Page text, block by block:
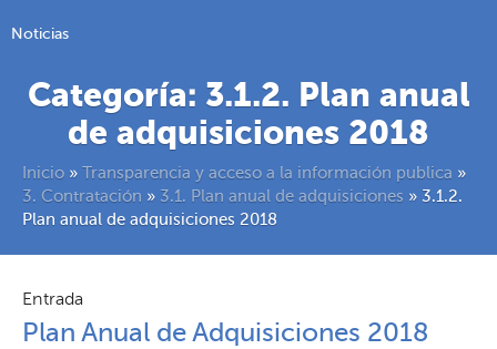
Noticias
Categoría: 3.1.2. Plan anual
de adquisiciones 2018
Inicio » Transparencia y acceso a la información publica »
3. Contratación » 3.1. Plan anual de adquisiciones » 3.1.2.
Plan anual de adquisiciones 2018
Entrada
Plan Anual de Adquisiciones 2018